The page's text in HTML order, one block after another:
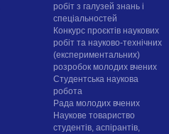
робіт з галузей знань і
спеціальностей
Конкурс проєктів наукових
робіт та науково-технічних
(експериментальних)
розробок молодих вчених
Студентська наукова
робота
Рада молодих вчених
Наукове товариство
студентів, аспірантів,